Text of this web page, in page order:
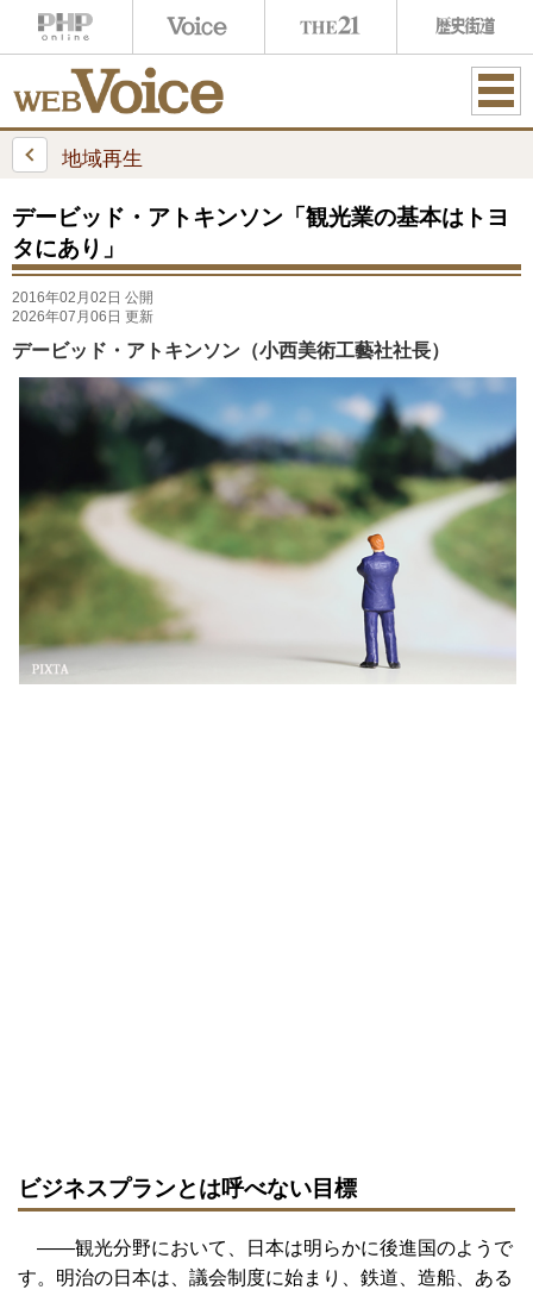
ME
地域再生
デービッド・アトキンソン「観光業の基本はトヨ
タにあり」
2016年02月02日 公開
2026年07月06日 更新
デービッド・アトキンソン（小西美術工藝社社長）
ビジネスプランとは呼べない目標
――観光分野において、日本は明らかに後進国のようで
す。明治の日本は、議会制度に始まり、鉄道、造船、ある